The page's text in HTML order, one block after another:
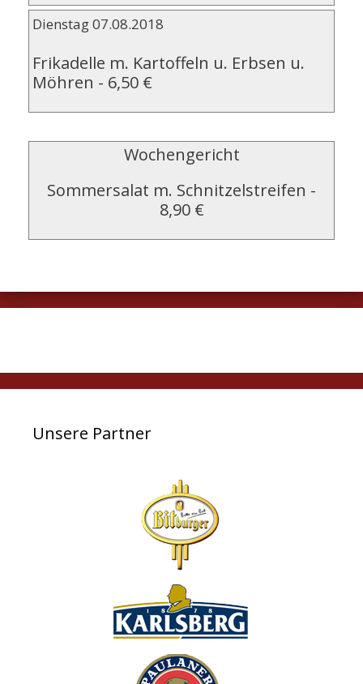
Dienstag 07.08.2018
Frikadelle m. Kartoffeln u. Erbsen u.
Möhren - 6,50 €
Wochengericht
Sommersalat m. Schnitzelstreifen -
8,90 €
Unsere Partner